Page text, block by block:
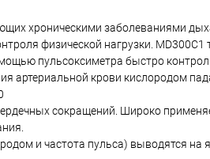
хроническими заболеваниями
физической нагрузки. MD300C1
пульсоксиметра быстро
артериальной крови кислородом
сокращений. Широко
и частота пульса) выводятся на